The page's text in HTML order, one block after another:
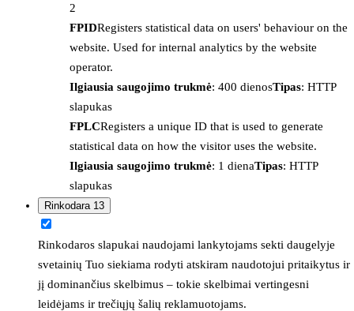
2
FPIDRegisters statistical data on users' behaviour on the
website. Used for internal analytics by the website
operator.
Ilgiausia saugojimo trukmė: 400 dienosTipas: HTTP
slapukas
FPLCRegisters a unique ID that is used to generate
statistical data on how the visitor uses the website.
Ilgiausia saugojimo trukmė: 1 dienaTipas: HTTP
slapukas
Rinkodara 13
Rinkodaros slapukai naudojami lankytojams sekti daugelyje
svetainių Tuo siekiama rodyti atskiram naudotojui pritaikytus ir
jį dominančius skelbimus – tokie skelbimai vertingesni
leidėjams ir trečiųjų šalių reklamuotojams.